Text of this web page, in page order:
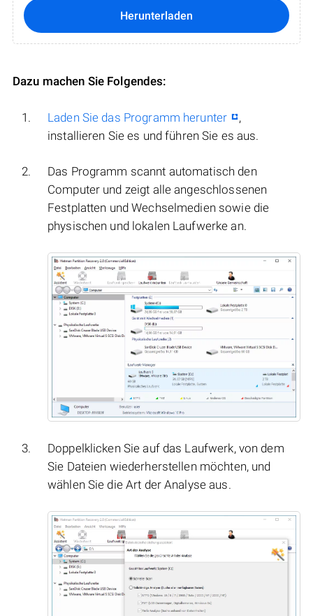
Herunterladen
Dazu machen Sie Folgendes:
Laden Sie das Programm herunter
,
installieren Sie es und führen Sie es aus.
Das Programm scannt automatisch den
Computer und zeigt alle angeschlossenen
Festplatten und Wechselmedien sowie die
physischen und lokalen Laufwerke an.
Doppelklicken Sie auf das Laufwerk, von dem
Sie Dateien wiederherstellen möchten, und
wählen Sie die Art der Analyse aus.